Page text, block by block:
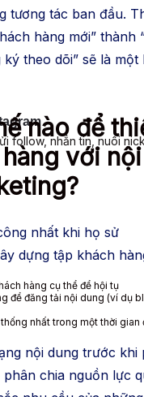
follow, nhắn tin, nuôi
tương tác ban đầu.
hàng mới” thành
theo dõi” sẽ là
nào để
với nội
nhất khi họ sử
dựng tập khách
hàng cụ thể để hội tụ
để đăng tải nội dung (ví dụ
thống nhất trong một thời gian
nội dung trước khi
phân chia nguồn lực